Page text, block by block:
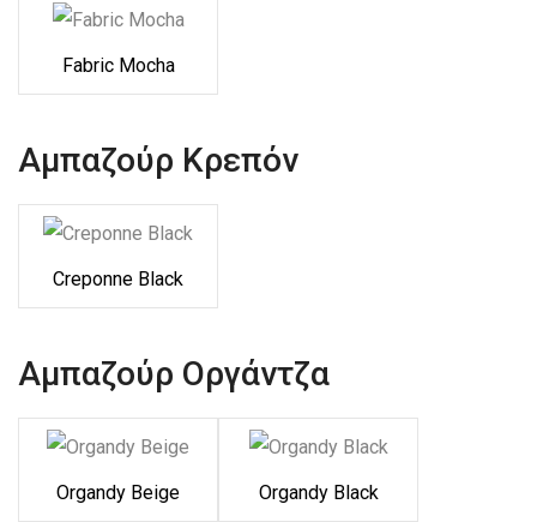
Fabric Mocha
Αμπαζούρ Κρεπόν
Creponne Black
Αμπαζούρ Οργάντζα
Organdy Beige Organdy Black